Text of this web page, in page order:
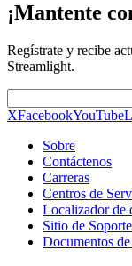
¡Mantente
Regístrate y recibe
Streamlight.
XFacebookYouTube
Sobre
Contáctenos
Carreras
Centros de
Localizador de
Sitio de
Documentos